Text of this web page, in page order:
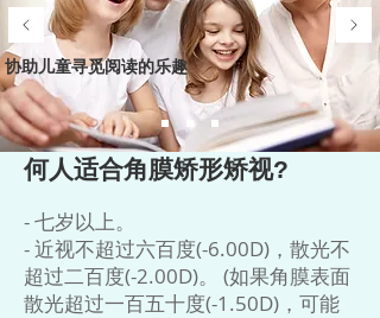
协助儿童寻觅阅读的乐趣
何人适合角膜矫形矫视?
- 七岁以上。
- 近视不超过六百度(-6.00D)，散光不
超过二百度(-2.00D)。 (如果角膜表面
散光超过一百五十度(-1.50D)，可能